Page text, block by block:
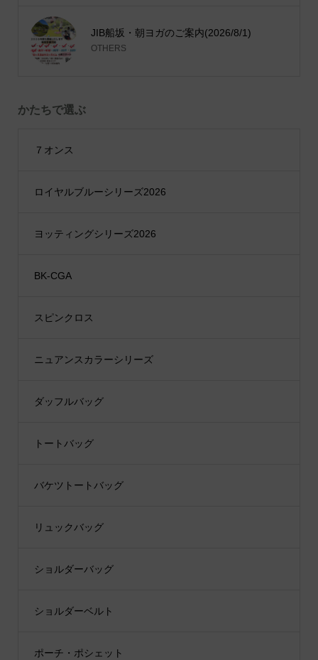
JIB船坂・朝ヨガのご案内(2026/8/1)
OTHERS
かたちで選ぶ
７オンス
ロイヤルブルーシリーズ2026
ヨッティングシリーズ2026
BK-CGA
スピンクロス
ニュアンスカラーシリーズ
ダッフルバッグ
トートバッグ
バケツトートバッグ
リュックバッグ
ショルダーバッグ
ショルダーベルト
ポーチ・ポシェット